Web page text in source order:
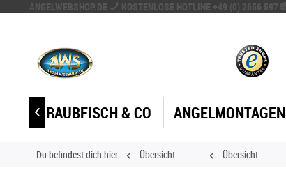
ANGELWEBSHOP.DE KOSTENLOSE HOTLINE +49 (0) 2656 597
RAUBFISCH & CO ANGELMONTAGEN

Du befindest dich hier: Übersicht Übersicht